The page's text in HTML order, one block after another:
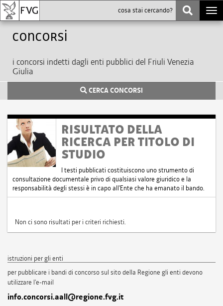
Concorsi
i concorsi indetti dagli enti pubblici del Friuli Venezia
Giulia
CERCA CONCORSI
RISULTATO DELLA
RICERCA PER TITOLO DI
STUDIO
I testi pubblicati costituiscono uno strumento di
consultazione documentale privo di qualsiasi valore giuridico e la
responsabilità degli stessi è in capo all'Ente che ha emanato il bando.
Non ci sono risultati per i criteri richiesti.
istruzioni per gli enti
per pubblicare i bandi di concorso sul sito della Regione gli enti devono
utilizzare l'e-mail
info.concorsi.aall@regione.fvg.it